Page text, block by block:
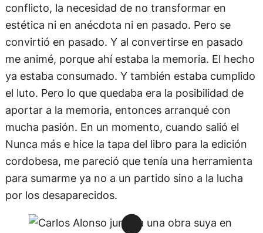
conflicto, la necesidad de no transformar en
estética ni en anécdota ni en pasado. Pero se
convirtió en pasado. Y al convertirse en pasado
me animé, porque ahí estaba la memoria. El hecho
ya estaba consumado. Y también estaba cumplido
el luto. Pero lo que quedaba era la posibilidad de
aportar a la memoria, entonces arranqué con
mucha pasión. En un momento, cuando salió el
Nunca más e hice la tapa del libro para la edición
cordobesa, me pareció que tenía una herramienta
para sumarme ya no a un partido sino a la lucha
por los desaparecidos.